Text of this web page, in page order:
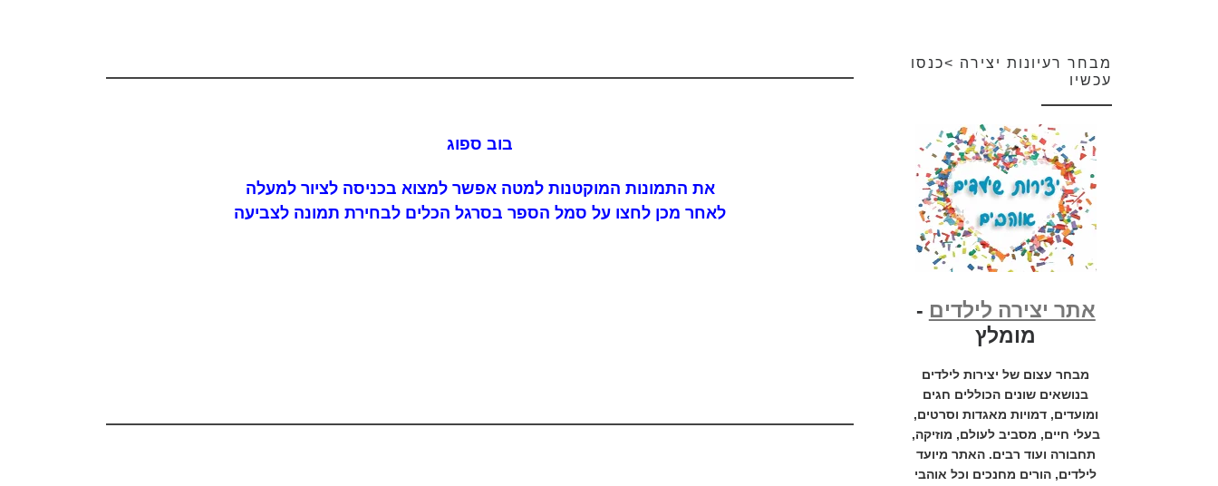
בוב ספוג
את התמונות המוקטנות למטה אפשר למצוא בכניסה לציור למעלה
לאחר מכן לחצו על סמל הספר בסרגל הכלים לבחירת תמונה לצביעה
מבחר רעיונות יצירה >כנסו
עכשיו
אתר יצירה לילדים -
מומלץ
מבחר עצום של יצירות לילדים
בנושאים שונים הכוללים חגים
ומועדים, דמויות מאגדות וסרטים,
בעלי חיים, מסביב לעולם, מוזיקה,
תחבורה ועוד רבים. האתר מיועד
לילדים, הורים מחנכים וכל אוהבי